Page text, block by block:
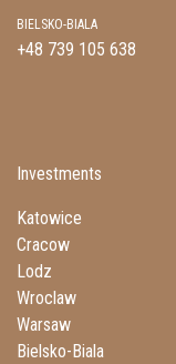
BIELSKO-BIALA
+48 739 105 638
Investments
Katowice
Cracow
Lodz
Wroclaw
Warsaw
Bielsko-Biala